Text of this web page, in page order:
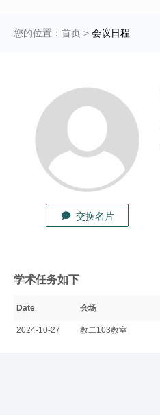
您的位置： 首页 > 会议日程
交换名片
学术任务如下
Date 会场
2024-10-27 教二103教室